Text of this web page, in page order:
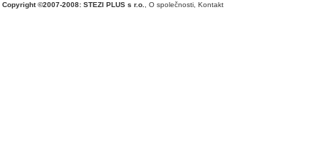
Copyright ©2007-2008: STEZI PLUS s r.o. O společnosti Kontakt